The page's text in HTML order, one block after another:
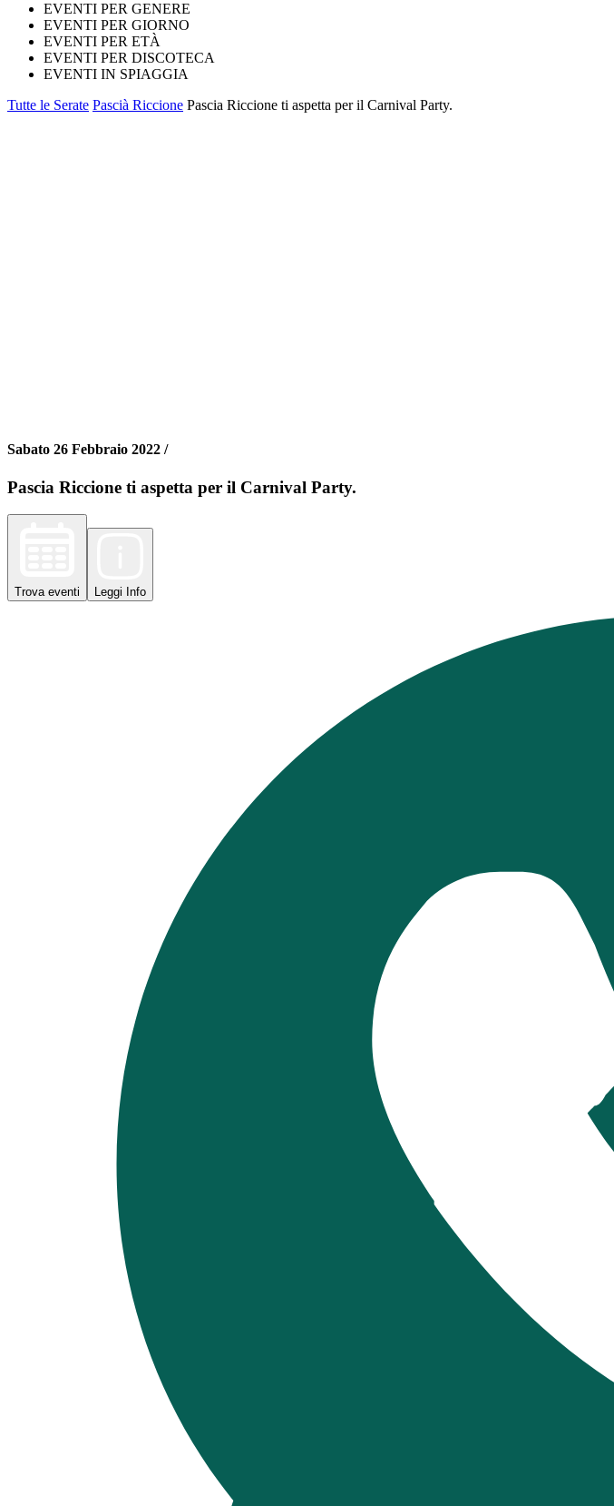
EVENTI PER GENERE
EVENTI PER GIORNO
EVENTI PER ETÀ
EVENTI PER DISCOTECA
EVENTI IN SPIAGGIA
Tutte le Serate Pascià Riccione Pascia Riccione ti aspetta per il Carnival Party.
Sabato 26 Febbraio 2022 /
Pascia Riccione ti aspetta per il Carnival Party.
Trova eventi Leggi Info